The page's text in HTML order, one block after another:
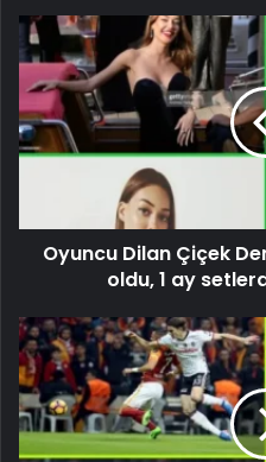
Oyuncu Dilan Çiçek
oldu, 1 ay